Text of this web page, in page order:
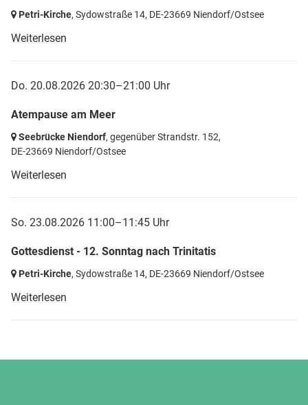
Petri-Kirche, Sydowstraße 14, DE-23669 Niendorf/Ostsee
Weiterlesen
Do. 20.08.2026 20:30–21:00 Uhr
Atempause am Meer
Seebrücke Niendorf, gegenüber Strandstr. 152,
DE-23669 Niendorf/Ostsee
Weiterlesen
So. 23.08.2026 11:00–11:45 Uhr
Gottesdienst - 12. Sonntag nach Trinitatis
Petri-Kirche, Sydowstraße 14, DE-23669 Niendorf/Ostsee
Weiterlesen